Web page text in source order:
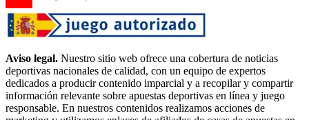
Aviso legal. Nuestro sitio web ofrece una cobertura de noticias
deportivas nacionales de calidad, con un equipo de expertos
dedicados a producir contenido imparcial y a recopilar y compartir
información relevante sobre apuestas deportivas en línea y juego
responsable. En nuestros contenidos realizamos acciones de